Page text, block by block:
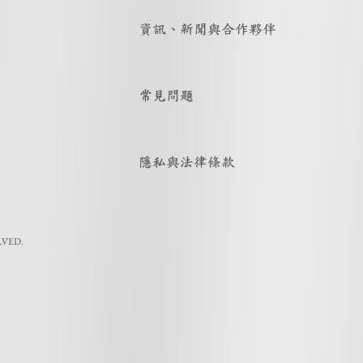
資訊、新聞與合作夥伴
常見問題
隱私與法律條款